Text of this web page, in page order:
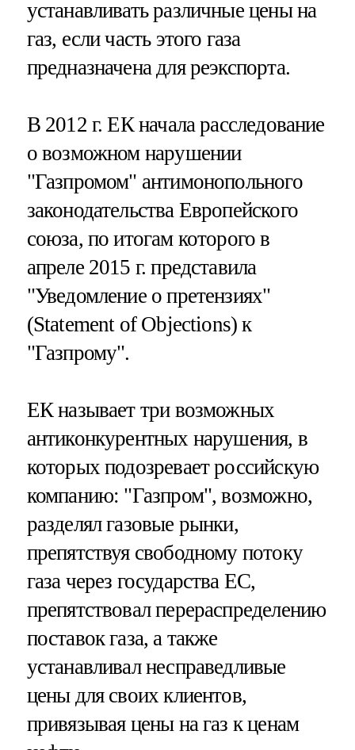
устанавливать различные цены на
газ, если часть этого газа
предназначена для реэкспорта.
В 2012 г. ЕК начала расследование
о возможном нарушении
"Газпромом" антимонопольного
законодательства Европейского
союза, по итогам которого в
апреле 2015 г. представила
"Уведомление о претензиях"
(Statement of Objections) к
"Газпрому".
ЕК называет три возможных
антиконкурентных нарушения, в
которых подозревает российскую
компанию: "Газпром", возможно,
разделял газовые рынки,
препятствуя свободному потоку
газа через государства ЕС,
препятствовал перераспределению
поставок газа, а также
устанавливал несправедливые
цены для своих клиентов,
привязывая цены на газ к ценам